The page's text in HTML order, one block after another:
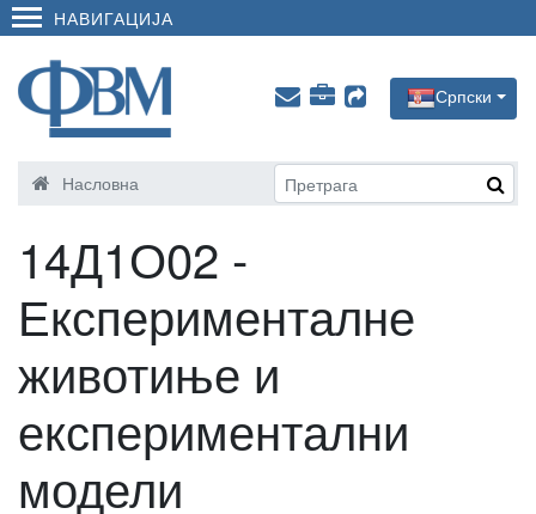
НАВИГАЦИЈА
Српски
Насловна
14Д1О02 -
Експерименталне
животиње и
експериментални
модели